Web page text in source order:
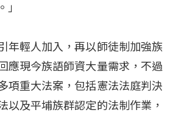
」
年輕人加入，再以師徒制加強族
應現今族語師資大量需求，不過
項重大法案，包括憲法法庭判決
以及平埔族群認定的法制作業，